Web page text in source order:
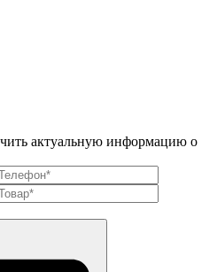
актуальную информацию о